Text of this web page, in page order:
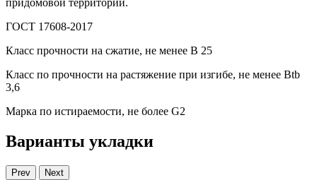
придомовой территории.
ГОСТ 17608-2017
Класс прочности на сжатие, не менее В 25
Класс по прочности на растяжение при изгибе, не менее Вtb
3,6
Марка по истираемости, не более G2
Варианты укладки
Prev Next